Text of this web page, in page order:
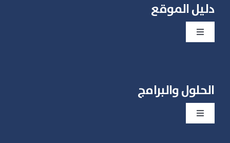
دليل الموقع
Toggle
الباقات والأسعار
أبدأ حسابك التجريبي الأن
الحلول والبرامج
Toggle